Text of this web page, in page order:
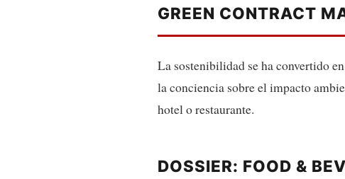
GREEN CONTRACT
La sostenibilidad se ha convertido
la conciencia sobre el impacto
hotel o restaurante.
DOSSIER: FOOD &